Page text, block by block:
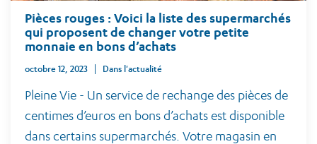
Pièces rouges : Voici la liste des supermarchés
qui proposent de changer votre petite
monnaie en bons d’achats
octobre 12, 2023 Dans l'actualité
Pleine Vie - Un service de rechange des pièces de
centimes d’euros en bons d’achats est disponible
dans certains supermarchés. Votre magasin en